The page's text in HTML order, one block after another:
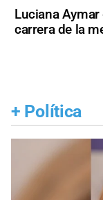
Luciana
carrera de la
+ Política